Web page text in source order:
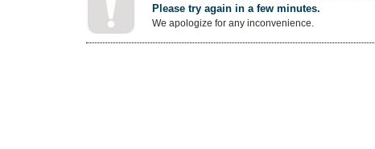
Please try again in a few minutes.
We apologize for any inconvenience.